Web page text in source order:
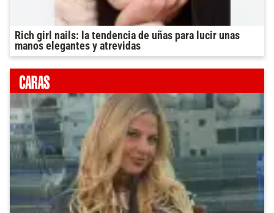
Rich girl nails: la tendencia de uñas para lucir unas
manos elegantes y atrevidas